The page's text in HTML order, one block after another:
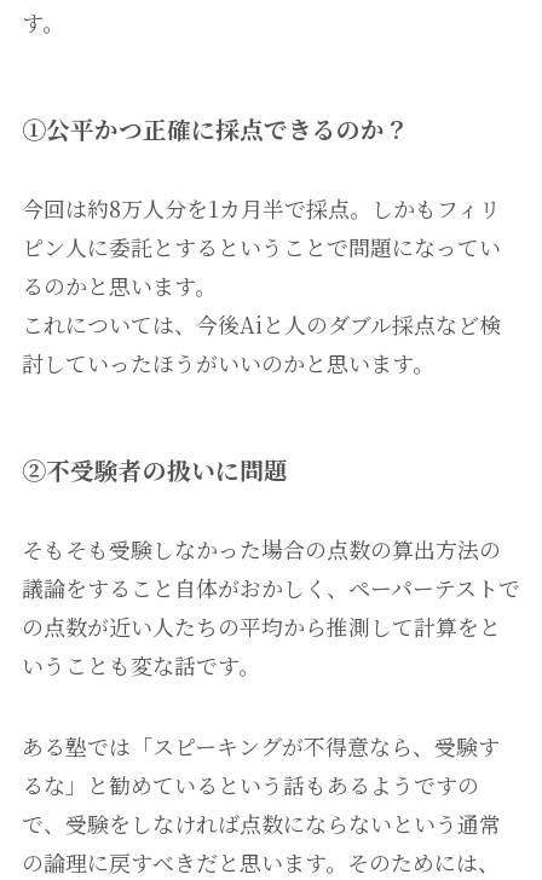
す。
①公平かつ正確に採点できるのか？
今回は約8万人分を1カ月半で採点。しかもフィリ
ピン人に委託とするということで問題になってい
るのかと思います。
これについては、今後Aiと人のダブル採点など検
討していったほうがいいのかと思います。
②不受験者の扱いに問題
そもそも受験しなかった場合の点数の算出方法の
議論をすること自体がおかしく、ペーパーテストで
の点数が近い人たちの平均から推測して計算をと
いうことも変な話です。
ある塾では「スピーキングが不得意なら、受験す
るな」と勧めているという話もあるようですの
で、受験をしなければ点数にならないという通常
の論理に戻すべきだと思います。そのためには、